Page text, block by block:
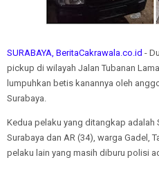
SURABAYA, BeritaCakrawala.co.id -
pickup di wilayah Jalan Tubanan
lumpuhkan betis kanannya oleh
Surabaya.
Kedua pelaku yang ditangkap adalah
Surabaya dan AR (34), warga Gadel,
pelaku lain yang masih diburu polisi